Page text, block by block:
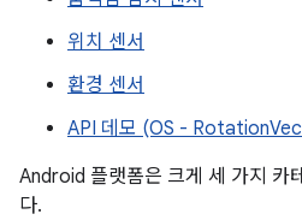
위치 센서
환경 센서
API 데모 (OS -
Android 플랫폼은 크게 세 가지 카
다.